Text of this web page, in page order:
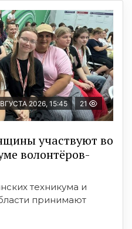
2026, 15:45 21
участвуют во
волонтёров-
техникума и
принимают